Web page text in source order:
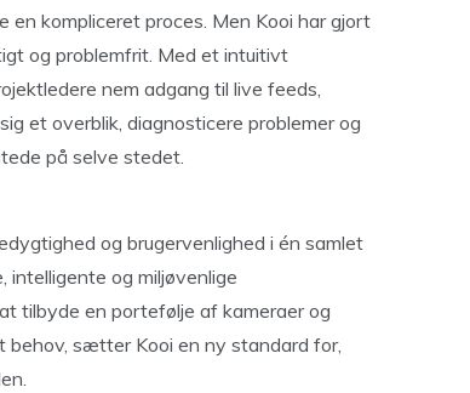
kompliceret proces. Men Kooi har gjort
og problemfrit. Med et intuitivt
nem adgang til live feeds,
et overblik, diagnosticere problemer og
på selve stedet.
og brugervenlighed i én samlet
intelligente og miljøvenlige
tilbyde en portefølje af kameraer og
sætter Kooi en ny standard for,